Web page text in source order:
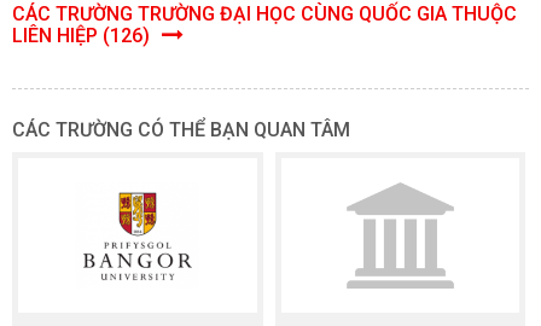
CÁC TRƯỜNG TRƯỜNG ĐẠI HỌC CÙNG QUỐC GIA THUỘC
LIÊN HIỆP (126)
CÁC TRƯỜNG CÓ THỂ BẠN QUAN TÂM